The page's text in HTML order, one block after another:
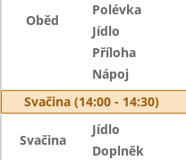
Oběd
Polévka
Jídlo
Příloha
Nápoj
Svačina (14:00 - 14:30)
Svačina
Jídlo
Doplněk